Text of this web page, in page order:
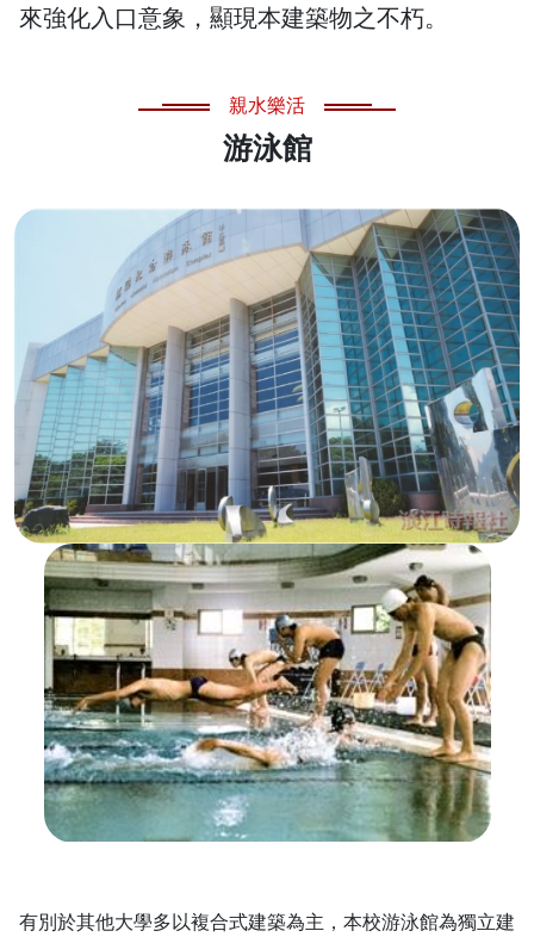
來強化入口意象，顯現本建築物之不朽。
親水樂活
游泳館
有別於其他大學多以複合式建築為主，本校游泳館為獨立建